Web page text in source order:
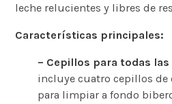
leche relucientes y libres de
Características principales:
– Cepillos para todas las
incluye cuatro cepillos de
para limpiar a fondo